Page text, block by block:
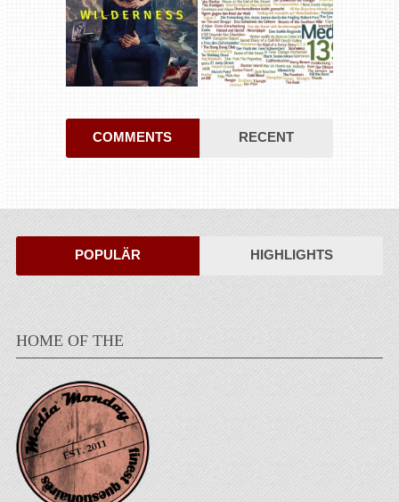
COMMENTS RECENT
POPULÄR HIGHLIGHTS
HOME OF THE